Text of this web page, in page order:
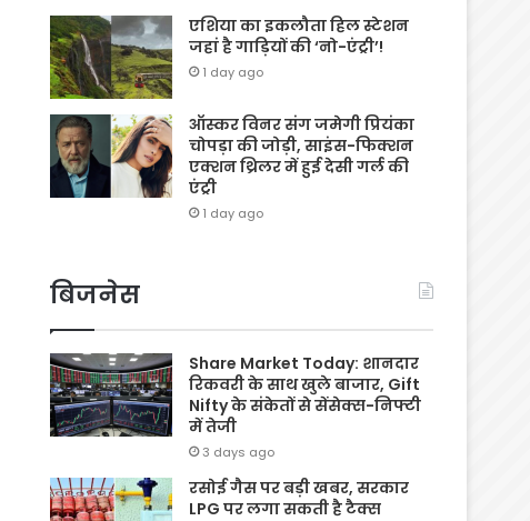
एशिया का इकलौता हिल स्टेशन
जहां है गाड़ियों की ‘नो-एंट्री’!
1 day ago
ऑस्कर विनर संग जमेगी प्रियंका
चोपड़ा की जोड़ी, साइंस-फिक्शन
एक्शन थ्रिलर में हुई देसी गर्ल की
एंट्री
1 day ago
बिजनेस
Share Market Today: शानदार
रिकवरी के साथ खुले बाजार, Gift
Nifty के संकेतों से सेंसेक्स-निफ्टी
में तेजी
3 days ago
रसोई गैस पर बड़ी खबर, सरकार
LPG पर लगा सकती है टैक्स